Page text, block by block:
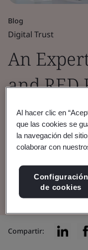
Blog
Digital Trust
An
and RED
Market
Understand
cybersecurity
your connectable
Compartir:
Al hacer clic en
que las cookies se
la navegación del
colaborar con
Configuración
de cookies